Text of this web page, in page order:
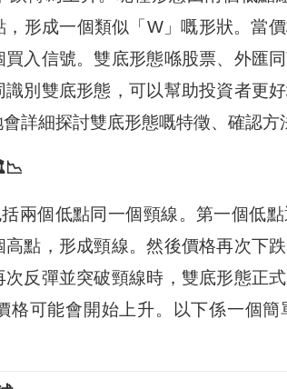
形成一個類似「W」嘅形狀。當
入信號。雙底形態喺股票、外匯
別雙底形態，可以幫助投資者更
詳細探討雙底形態嘅特徵、確認方
兩個低點同一個頸線。第一個低
點，形成頸線。然後價格再次下
反彈並突破頸線時，雙底形態正
格可能會開始上升。以下係一個